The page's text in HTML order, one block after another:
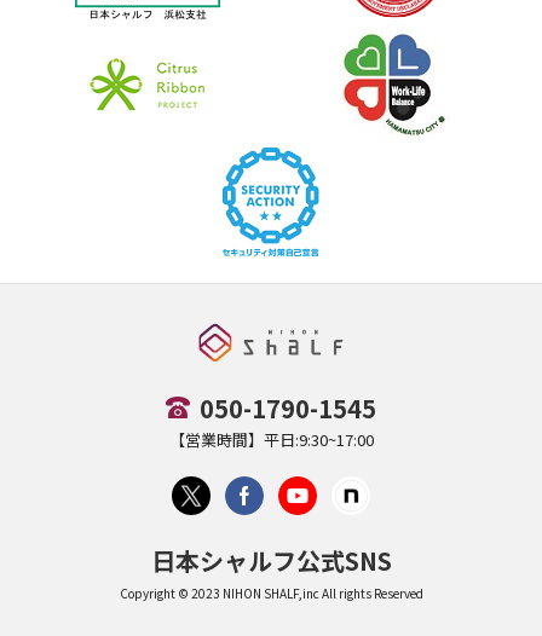
050-1790-1545
【営業時間】平日:9:30~17:00
日本シャルフ公式SNS
Copyright © 2023 NIHON SHALF,inc All rights Reserved